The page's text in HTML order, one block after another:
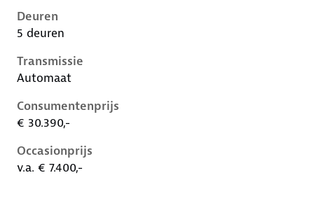
Deuren
5 deuren
Transmissie
Automaat
Consumentenprijs
€ 30.390,-
Occasionprijs
v.a. € 7.400,-